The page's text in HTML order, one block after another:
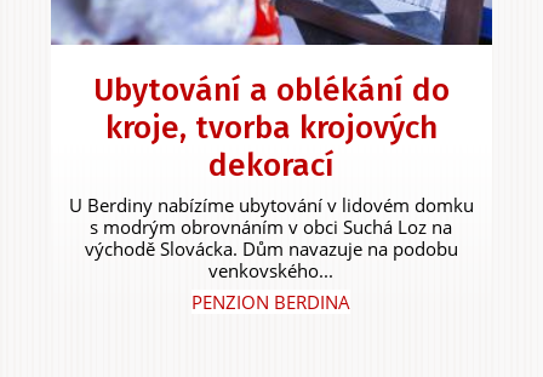
Ubytování a oblékání do
kroje, tvorba krojových
dekorací
U Berdiny nabízíme ubytování v lidovém domku
s modrým obrovnáním v obci Suchá Loz na
východě Slovácka. Dům navazuje na podobu
venkovského...
PENZION BERDINA